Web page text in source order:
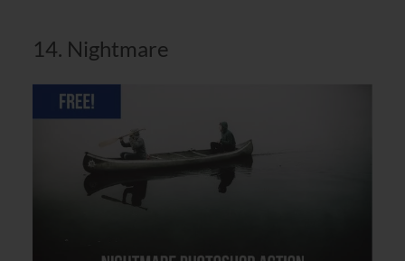
14. Nightmare